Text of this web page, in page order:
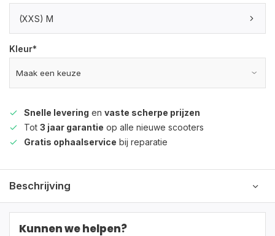
(XXS) M
Kleur*
Snelle levering en vaste scherpe prijzen
Tot 3 jaar garantie op alle nieuwe scooters
Gratis ophaalservice bij reparatie
Beschrijving
Kunnen we helpen?